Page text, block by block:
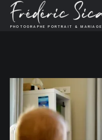
PHOTOGRAPHE PORTRAIT & MARIAGE